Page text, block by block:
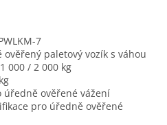
7
paletový vozík s váhou
000 / 2 000 kg
úředně ověřené vážení
pro úředně ověřené